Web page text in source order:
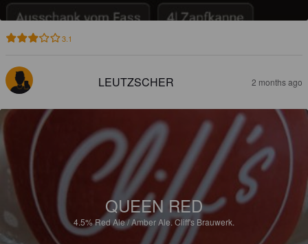
3.1
LEUTZSCHER 2 months ago
QUEEN RED
4.5%Red Ale / Amber Ale.Cliff's Brauwerk.